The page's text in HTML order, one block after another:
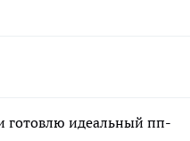
готовлю идеальный пп-